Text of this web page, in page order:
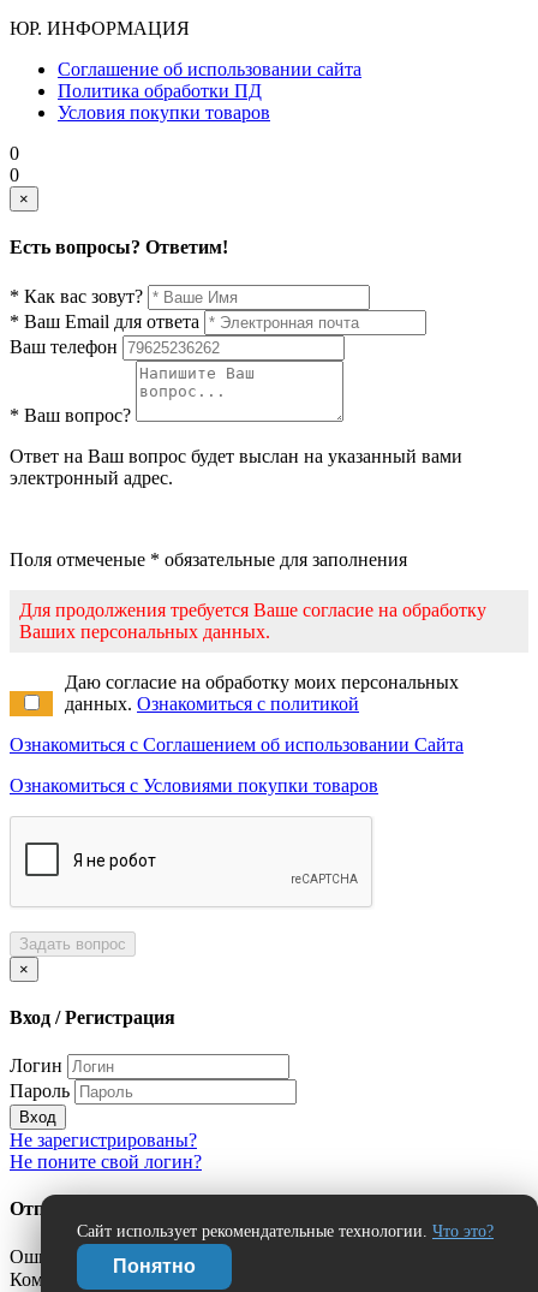
ЮР. ИНФОРМАЦИЯ
Соглашение об использовании сайта
Политика обработки ПД
Условия покупки товаров
Сайт использует рекомендательные технологии. Что это?
Понятно
0
0
×
Есть вопросы? Ответим!
* Как вас зовут?
* Ваш Email для ответа
Ваш телефон
* Ваш вопрос?
Ответ на Ваш вопрос будет выслан на указанный вами
электронный адрес.
Поля отмеченые * обязательные для заполнения
Для продолжения требуется Ваше согласие на обработку
Ваших персональных данных.
Даю согласие на обработку моих персональных
данных. Ознакомиться с политикой
Ознакомиться с Соглашением об использовании Сайта
Ознакомиться с Условиями покупки товаров
Задать вопрос
×
Вход / Регистрация
Логин
Пароль
Вход
Не зарегистрированы?
Не поните свой логин?
Отправить сообщение об ошибке?
Ошибка:
Комментарий (дополнительно)